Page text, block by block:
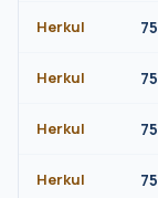
Herkul 75
Herkul 75
Herkul 75
Herkul 75